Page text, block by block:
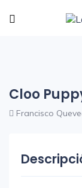
Cloo
Francisco